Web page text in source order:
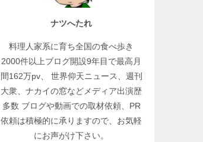
ナツへたれ
料理人家系に育ち全国の食べ歩き
2000件以上ブログ開設9年目で最高月
間162万pv、 世界仰天ニュース、週刊
大衆、ナカイの窓などメディア出演歴
多数 ブログや動画での取材依頼、PR
依頼は積極的に承りますので、お気軽
にお声がけ下さい。